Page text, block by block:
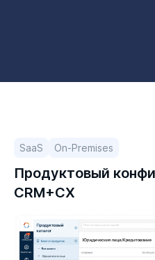
SaaS On-Premises
Продуктовый
CRM+CX